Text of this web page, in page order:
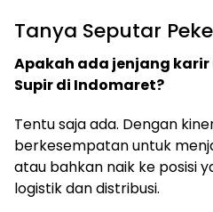
Tanya Seputar
Apakah ada jenjang karir
Supir di Indomaret?
Tentu saja ada. Dengan
berkesempatan untuk
atau bahkan naik ke posisi
logistik dan distribusi.